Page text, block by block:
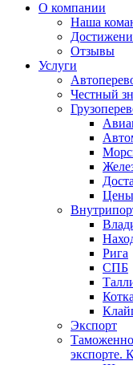
О компании
Наша
Отзывы
Услуги
Честный
Цены
Рига
СПБ
Экспорт
экспорте.